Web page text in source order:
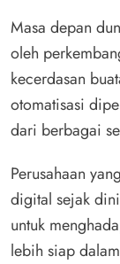
Masa depan
oleh
kecerdasan
otomatisasi
dari berbagai
Perusahaan
digital sejak
untuk
lebih siap